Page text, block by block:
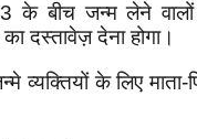
के बीच जन्म लेने वालों
दस्तावेज़ देना होगा।
व्यक्तियों के लिए माता-